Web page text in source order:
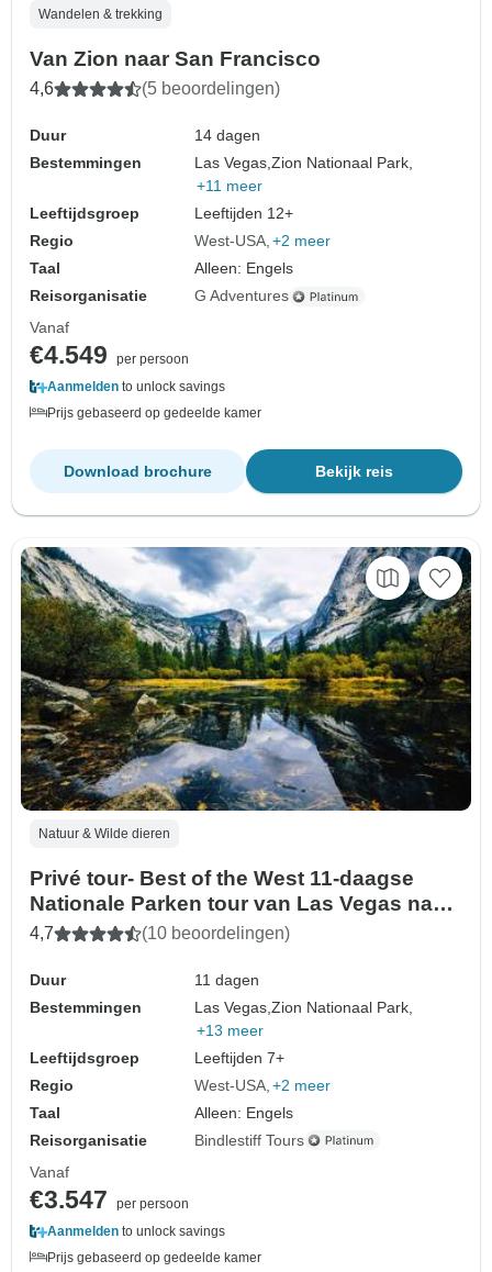
Wandelen & trekking
Van Zion naar San Francisco
4,6 (5 beoordelingen)
Duur
14 dagen
Bestemmingen
Las Vegas,Zion Nationaal Park,
+11 meer
Leeftijdsgroep
Leeftijden 12+
Regio
West-USA +2 meer
Taal
Alleen: Engels
Reisorganisatie
G Adventures
Vanaf
€4.549
per persoon
Aanmelden to unlock savings
Prijs gebaseerd op gedeelde kamer
Bekijk reis
Download brochure
Natuur & Wilde dieren
Privé tour- Best of the West 11-daagse
Nationale Parken tour van Las Vegas naar
San Francisco
4,7 (10 beoordelingen)
Duur
11 dagen
Bestemmingen
Las Vegas,Zion Nationaal Park,
+13 meer
Leeftijdsgroep
Leeftijden 7+
Regio
West-USA +2 meer
Taal
Alleen: Engels
Reisorganisatie
Bindlestiff Tours
Vanaf
€3.547
per persoon
Aanmelden to unlock savings
Prijs gebaseerd op gedeelde kamer